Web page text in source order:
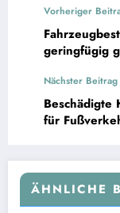
Vorheriger
geringfügig
Nächster Beitrag
Beschädigte
für
ÄHNLICHE